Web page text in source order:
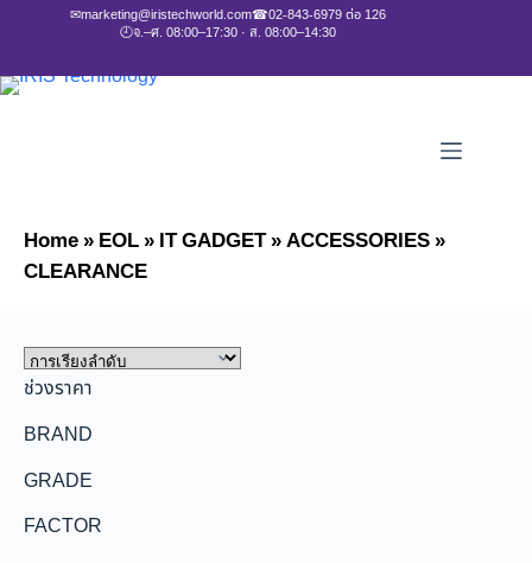
✉marketing@iristechworld.com☎02-843-6979 ต่อ 126
🕘จ.–ศ. 08:00–17:30 · ส. 08:00–14:30
Home»EOL»IT GADGET»ACCESSORIES»
CLEARANCE
ช่วงราคา
BRAND
GRADE
FACTOR